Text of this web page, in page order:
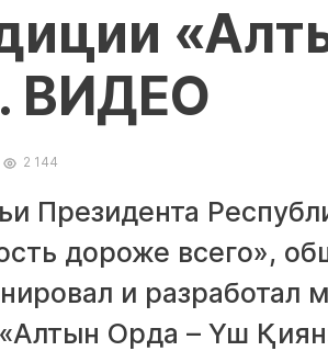
ВИДЕО
2 144
Президента
дороже всего»,
и разработал
Орда – Үш